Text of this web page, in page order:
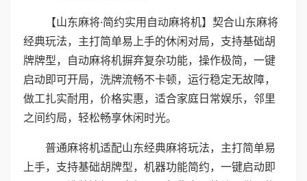
【山东麻将·简约实用自动麻将机】契合山东麻将
经典玩法，主打简单易上手的休闲对局，支持基础胡
牌牌型，自动麻将机摒弃复杂功能，操作极简，一键
启动即可开局，洗牌流畅不卡顿，运行稳定无故障，
做工扎实耐用，价格实惠，适合家庭日常娱乐，邻里
之间约局，轻松畅享休闲时光。
普通麻将机适配山东经典麻将玩法，主打简单易
上手，支持基础胡牌型，机器功能简约，一键启动即